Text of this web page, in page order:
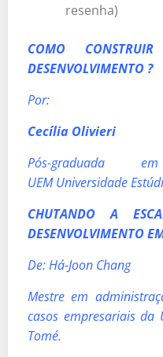
resenha)
COMO
DESENVOLVIMENTO ?
Por:
Cecília Olivieri
Pós-graduada
UEM Universidade
CHUTANDO A
DESENVOLVIMENTO
De: Há-Joon Chang
Mestre em
casos empresariais da
Tomé.